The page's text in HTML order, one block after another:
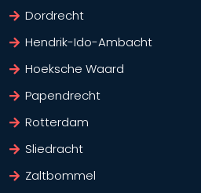
Dordrecht
Hendrik-Ido-Ambacht
Hoeksche Waard
Papendrecht
Rotterdam
Sliedracht
Zaltbommel